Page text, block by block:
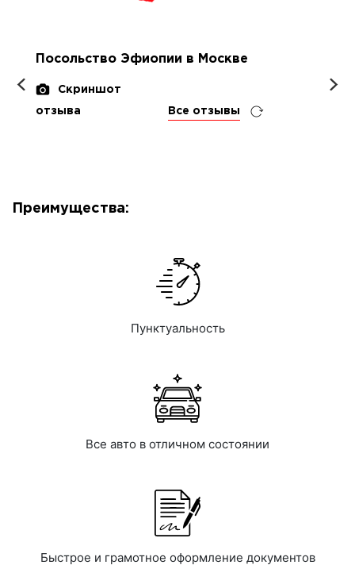
Посольство Эфиопии в Москве
Скриншот
отзыва Все отзывы
Преимущества:
Пунктуальность
Все авто в отличном состоянии
Быстрое и грамотное оформление документов